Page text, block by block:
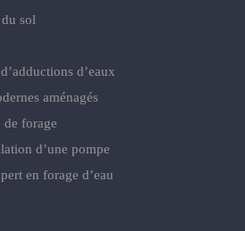
sol
d’eaux
aménagés
forage
d’une pompe
en forage d’eau